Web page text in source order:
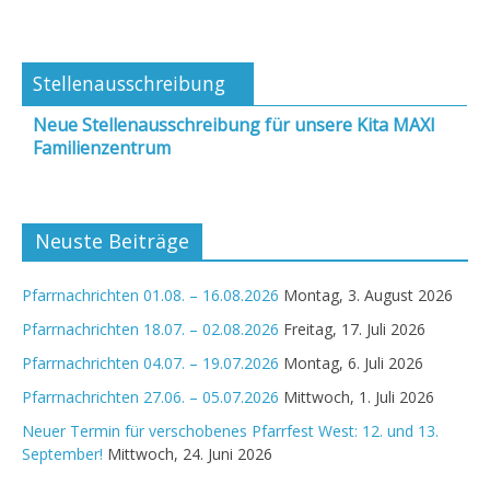
Stellenausschreibung
Neue Stellenausschreibung für unsere Kita MAXI
Familienzentrum
Neuste Beiträge
Pfarrnachrichten 01.08. – 16.08.2026 Montag, 3. August 2026
Pfarrnachrichten 18.07. – 02.08.2026 Freitag, 17. Juli 2026
Pfarrnachrichten 04.07. – 19.07.2026 Montag, 6. Juli 2026
Pfarrnachrichten 27.06. – 05.07.2026 Mittwoch, 1. Juli 2026
Neuer Termin für verschobenes Pfarrfest West: 12. und 13.
September! Mittwoch, 24. Juni 2026